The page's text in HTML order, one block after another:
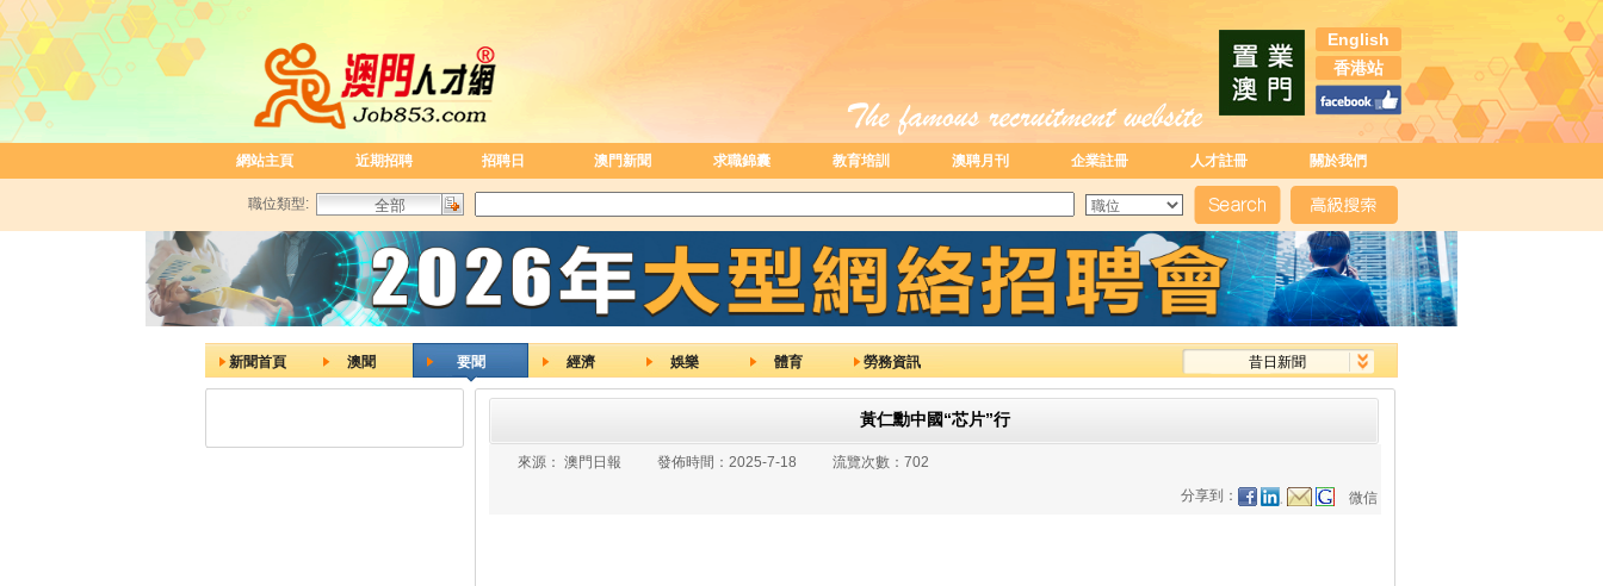
English
香港站
網站主頁 近期招聘 招聘日 澳門新聞 求職錦囊 教育培訓 澳聘月刊 企業註冊 人才註冊 關於我們
職位類型:
新聞首頁 澳聞 要聞 經濟 娛樂 體育 勞務資訊 昔日新聞
黃仁勳中國“芯片”行
來源： 澳門日報 發佈時間： 2025-7-18 流覽次數： 702
分享到：
微信